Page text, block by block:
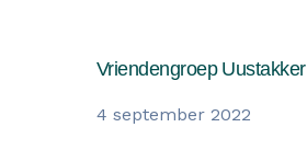
Vriendengroep Uustakker
4 september 2022